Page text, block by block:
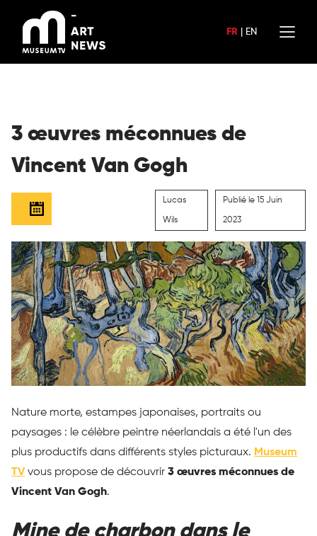
contenu
FR EN
3 œuvres méconnues de
Vincent Van Gogh
Lucas
Wils
Publié le 15 Juin
2023
Nature morte, estampes japonaises, portraits ou
paysages : le célèbre peintre néerlandais a été l'un des
plus productifs dans différents styles picturaux. Museum
TV vous propose de découvrir 3 œuvres méconnues de
Vincent Van Gogh.